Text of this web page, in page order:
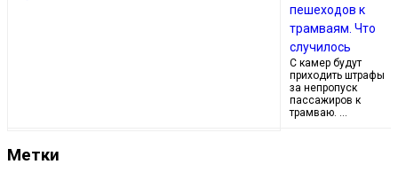
пешеходов к
трамваям. Что
случилось
С камер будут
приходить штрафы
за непропуск
пассажиров к
трамваю. …
Метки